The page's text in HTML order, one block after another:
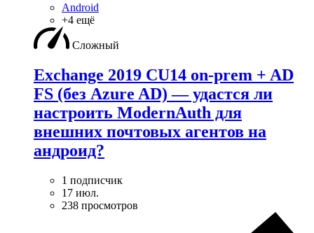
Android
+4 ещё
Сложный
Exchange 2019 CU14 on-prem + AD
FS (без Azure AD) — удаcтся ли
настроить ModernAuth для
внешних почтовых агентов на
андроид?
1 подписчик
17 июл.
238 просмотров